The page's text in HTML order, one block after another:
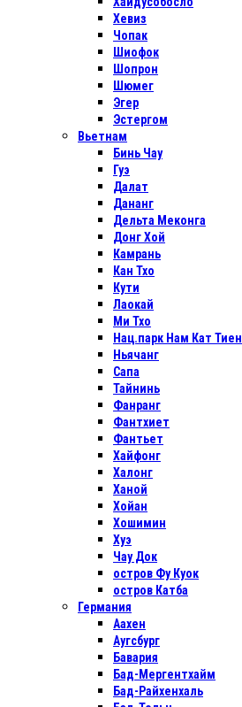
Хевиз
Чопак
Шиофок
Шопрон
Шюмег
Эгер
Эстергом
Вьетнам
Бинь Чау
Гуэ
Далат
Дананг
Дельта Меконга
Донг Хой
Камрань
Кан Тхо
Кути
Лаокай
Ми Тхо
Нац.парк Нам Кат Тиен
Ньячанг
Сапа
Тайнинь
Фанранг
Фантхиет
Фантьет
Хайфонг
Халонг
Ханой
Хойан
Хошимин
Хуэ
Чау Док
остров Фу Куок
остров Катба
Германия
Аахен
Аугсбург
Бавария
Бад-Мергентхайм
Бад-Райхенхаль